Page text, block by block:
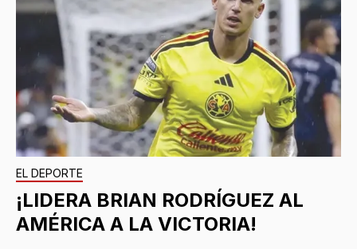
EL DEPORTE
¡LIDERA BRIAN RODRÍGUEZ AL
AMÉRICA A LA VICTORIA!